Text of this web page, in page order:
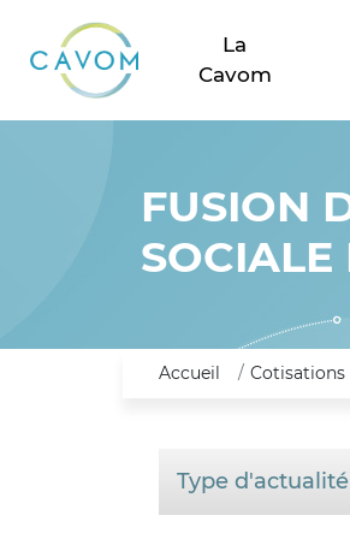
La
Cavom
FUSION
SOCIALE
Accueil Cotisations